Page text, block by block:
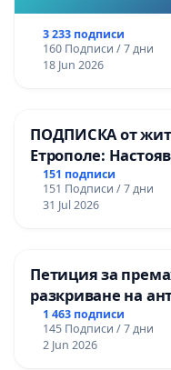
3 233 подписи
160 Подписи / 7 дни
18 Jun 2026
ПОДПИСКА от
Етрополе:
“Елаците-МЕД”
изпълнят
151 подписи
151 Подписи / 7 дни
31 Jul 2026
Петиция за
разкриване на
Могиланската
1 463 подписи
145 Подписи / 7 дни
2 Jun 2026